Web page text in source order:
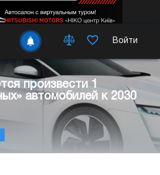
Войти
произвести 1
автомобилей к 2030